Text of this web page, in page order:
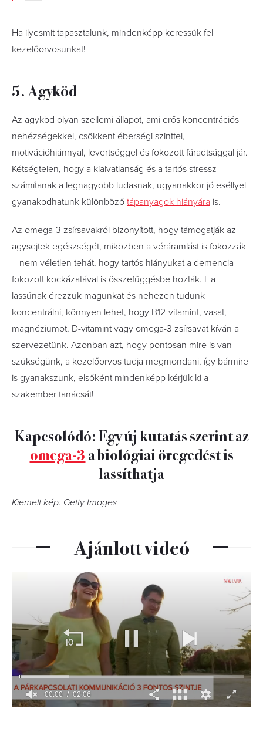
Ha ilyesmit tapasztalunk, mindenképp keressük fel
kezelőorvosunkat!
5. Agyköd
Az agyköd olyan szellemi állapot, ami erős koncentrációs
nehézségekkel, csökkent éberségi szinttel,
motivációhiánnyal, levertséggel és fokozott fáradtsággal jár.
Kétségtelen, hogy a kialvatlanság és a tartós stressz
számítanak a legnagyobb ludasnak, ugyanakkor jó eséllyel
gyanakodhatunk különböző tápanyagok hiányára is.
Az omega-3 zsírsavakról bizonyított, hogy támogatják az
agysejtek egészségét, miközben a véráramlást is fokozzák
– nem véletlen tehát, hogy tartós hiányukat a demencia
fokozott kockázatával is összefüggésbe hozták. Ha
lassúnak érezzük magunkat és nehezen tudunk
koncentrálni, könnyen lehet, hogy B12-vitamint, vasat,
magnéziumot, D-vitamint vagy omega-3 zsírsavat kíván a
szervezetünk. Azonban azt, hogy pontosan mire is van
szükségünk, a kezelőorvos tudja megmondani, így bármire
is gyanakszunk, elsőként mindenképp kérjük ki a
szakember tanácsát!
Kapcsolódó: Egy új kutatás szerint az
omega-3a biológiai öregedést is
lassíthatja
Kiemelt kép: Getty Images
Ajánlott videó
00:01 02:06